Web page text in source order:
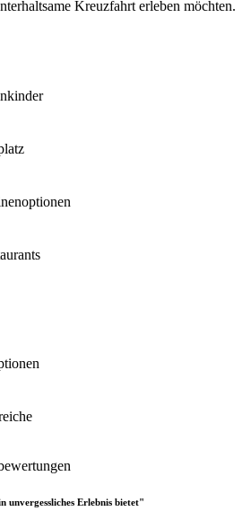
Kreuzfahrt erleben möchten.
unvergessliches Erlebnis bietet"